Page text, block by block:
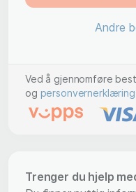
Andre
Ved å gjennomføre
og personvernerklæring
Trenger du hjelp